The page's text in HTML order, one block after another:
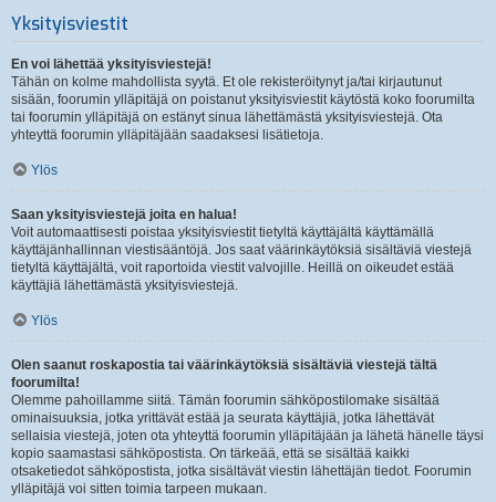
Yksityisviestit
En voi lähettää yksityisviestejä!
Tähän on kolme mahdollista syytä. Et ole rekisteröitynyt ja/tai kirjautunut
sisään, foorumin ylläpitäjä on poistanut yksityisviestit käytöstä koko foorumilta
tai foorumin ylläpitäjä on estänyt sinua lähettämästä yksityisviestejä. Ota
yhteyttä foorumin ylläpitäjään saadaksesi lisätietoja.
Ylös
Saan yksityisviestejä joita en halua!
Voit automaattisesti poistaa yksityisviestit tietyltä käyttäjältä käyttämällä
käyttäjänhallinnan viestisääntöjä. Jos saat väärinkäytöksiä sisältäviä viestejä
tietyltä käyttäjältä, voit raportoida viestit valvojille. Heillä on oikeudet estää
käyttäjiä lähettämästä yksityisviestejä.
Ylös
Olen saanut roskapostia tai väärinkäytöksiä sisältäviä viestejä tältä
foorumilta!
Olemme pahoillamme siitä. Tämän foorumin sähköpostilomake sisältää
ominaisuuksia, jotka yrittävät estää ja seurata käyttäjiä, jotka lähettävät
sellaisia viestejä, joten ota yhteyttä foorumin ylläpitäjään ja lähetä hänelle täysi
kopio saamastasi sähköpostista. On tärkeää, että se sisältää kaikki
otsaketiedot sähköpostista, jotka sisältävät viestin lähettäjän tiedot. Foorumin
ylläpitäjä voi sitten toimia tarpeen mukaan.